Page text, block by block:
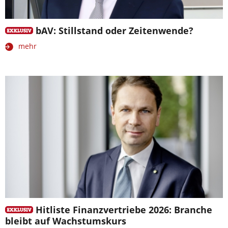
bAV: Stillstand oder Zeitenwende?
mehr
Hitliste Finanzvertriebe 2026: Branche
bleibt auf Wachstumskurs